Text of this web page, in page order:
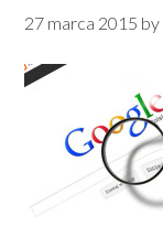
27 marca 2015 by